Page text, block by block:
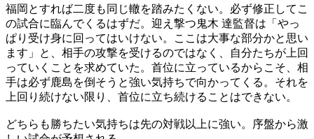
福岡とすれば二度も同じ轍を踏みたくない。必ず修正してこ
の試合に臨んでくるはずだ。迎え撃つ鬼木 達監督は「やっ
ぱり受け身に回ってはいけない。ここは大事な部分かと思い
ます」と、相手の攻撃を受けるのではなく、自分たちが上回
っていくことを求めていた。首位に立っているからこそ、相
手は必ず鹿島を倒そうと強い気持ちで向かってくる。それを
上回り続けない限り、首位に立ち続けることはできない。
どちらも勝ちたい気持ちは先の対戦以上に強い。序盤から激